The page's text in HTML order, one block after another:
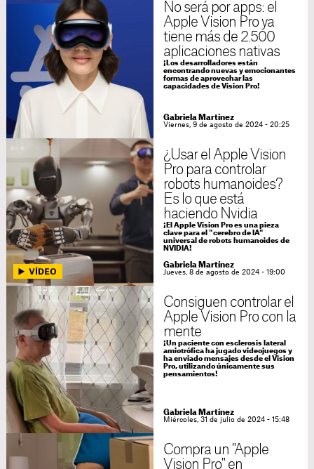
No será por apps: el
Apple Vision Pro ya
tiene más de 2.500
aplicaciones nativas
¡Los desarrolladores están
encontrando nuevas y emocionantes
formas de aprovechar las
capacidades de Vision Pro!
Gabriela Martínez
Viernes, 9 de agosto de 2024 - 20:25
¿Usar el Apple Vision
Pro para controlar
robots humanoides?
Es lo que está
haciendo Nvidia
¡El Apple Vision Pro es una pieza
clave para el "cerebro de IA"
universal de robots humanoides de
NVIDIA!
Gabriela Martínez
Jueves, 8 de agosto de 2024 - 19:00
Consiguen controlar el
Apple Vision Pro con la
mente
¡Un paciente con esclerosis lateral
amiotrófica ha jugado videojuegos y
ha enviado mensajes desde el Vision
Pro, utilizando únicamente sus
pensamientos!
Gabriela Martínez
Miércoles, 31 de julio de 2024 - 15:48
Compra un "Apple
Vision Pro" en